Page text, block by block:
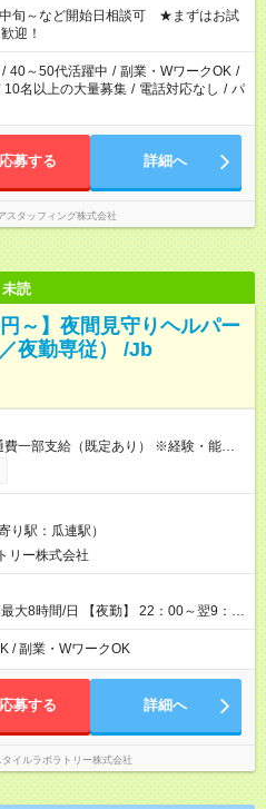
中旬～など開始日相談可 ★まずはお試
迎！
/ 40～50代活躍中 / 副業・WワークOK /
10名以上の大量募集 / 電話対応なし / パ
応募する 詳細へ
スタッフィング株式会社
未読
～】夜間見守りヘルパー
夜勤専従） /Jb
一部支給（既定あり） ※経験・能力を
本採用時と異なる部分があります。 雇
す。 給与：時給 1,510円以上
り駅：瓜連駅）
リー株式会社
大8時間/日 【夜勤】 22：00～翌9：
から翌9時 など ※上記の時間
同じ曜日での勤務となります）
/ 副業・WワークOK
応募する 詳細へ
タイルラボラトリー株式会社